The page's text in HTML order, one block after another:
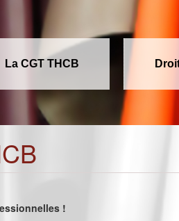
La CGT THCB
!